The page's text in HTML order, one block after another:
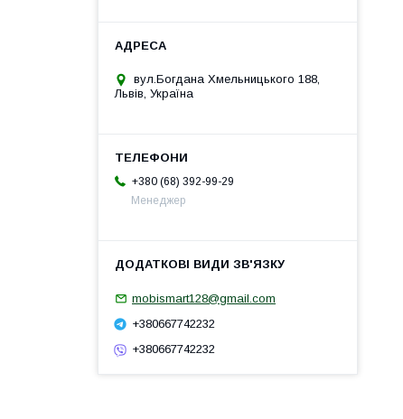
вул.Богдана Хмельницького 188,
Львів, Україна
+380 (68) 392-99-29
Менеджер
mobismart128@gmail.com
+380667742232
+380667742232